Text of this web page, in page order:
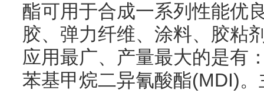
酯可用于合成一系列性能优
胶、弹力纤维、涂料、胶粘
应用最广、产量最大的是有
苯基甲烷二异氰酸酯(MDI)